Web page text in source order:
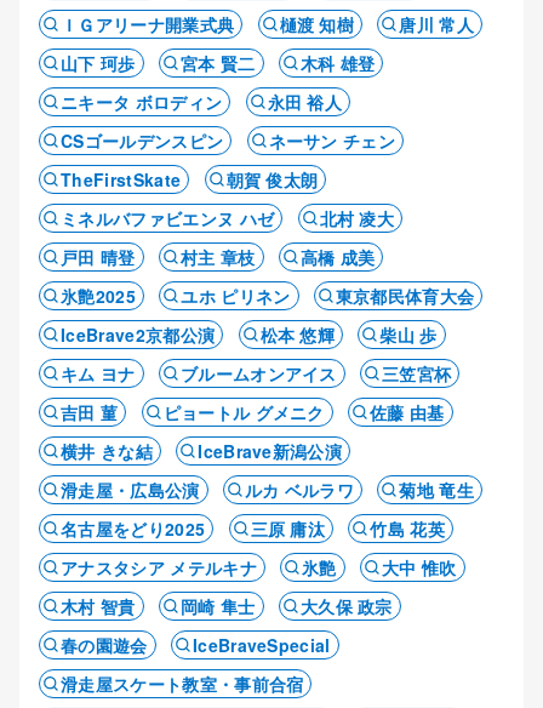
ＩＧアリーナ開業式典
樋渡 知樹
唐川 常人
山下 珂歩
宮本 賢二
木科 雄登
ニキータ ボロディン
永田 裕人
CSゴールデンスピン
ネーサン チェン
TheFirstSkate
朝賀 俊太朗
ミネルバファビエンヌ ハゼ
北村 凌大
戸田 晴登
村主 章枝
高橋 成美
氷艶2025
ユホ ピリネン
東京都民体育大会
IceBrave2京都公演
松本 悠輝
柴山 歩
キム ヨナ
ブルームオンアイス
三笠宮杯
吉田 菫
ピョートル グメニク
佐藤 由基
横井 きな結
IceBrave新潟公演
滑走屋・広島公演
ルカ ベルラワ
菊地 竜生
名古屋をどり2025
三原 庸汰
竹島 花英
アナスタシア メテルキナ
氷艶
大中 惟吹
木村 智貴
岡崎 隼士
大久保 政宗
春の園遊会
IceBraveSpecial
滑走屋スケート教室・事前合宿